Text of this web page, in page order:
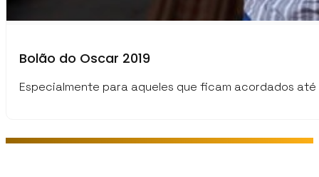
Bolão do Oscar 2019
Especialmente para aqueles que ficam acordados